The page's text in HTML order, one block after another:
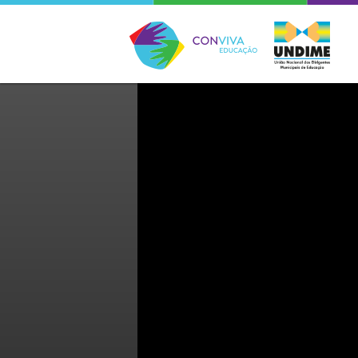
Conviva Educação